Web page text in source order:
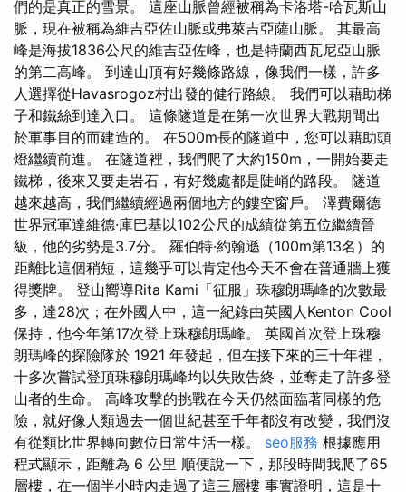
們的是真正的雪景。 這座山脈曾經被稱為卡洛塔-哈瓦斯山
脈，現在被稱為維吉亞佐山脈或弗萊吉亞薩山脈。 其最高
峰是海拔1836公尺的維吉亞佐峰，也是特蘭西瓦尼亞山脈
的第二高峰。 到達山頂有好幾條路線，像我們一樣，許多
人選擇從Havasrogoz村出發的健行路線。 我們可以藉助梯
子和鐵絲到達入口。 這條隧道是在第一次世界大戰期間出
於軍事目的而建造的。 在500m長的隧道中，您可以藉助頭
燈繼續前進。 在隧道裡，我們爬了大約150m，一開始要走
鐵梯，後來又要走岩石，有好幾處都是陡峭的路段。 隧道
越來越高，我們繼續經過兩個地方的鏤空窗戶。 澤費爾德
世界冠軍達維德·庫巴基以102公尺的成績從第五位繼續晉
級，他的劣勢是3.7分。 羅伯特·約翰遜（100m第13名）的
距離比這個稍短，這幾乎可以肯定他今天不會在普通牆上獲
得獎牌。 登山嚮導Rita Kami「征服」珠穆朗瑪峰的次數最
多，達28次；在外國人中，這一紀錄由英國人Kenton Cool
保持，他今年第17次登上珠穆朗瑪峰。 英國首次登上珠穆
朗瑪峰的探險隊於 1921 年發起，但在接下來的三十年裡，
十多次嘗試登頂珠穆朗瑪峰均以失敗告終，並奪走了許多登
山者的生命。 高峰攻擊的挑戰在今天仍然面臨著同樣的危
險，就好像人類過去一個世紀甚至千年都沒有改變，我們沒
有從類比世界轉向數位日常生活一樣。 seo服務 根據應用
程式顯示，距離為 6 公里 順便說一下，那段時間我爬了65
層樓，在一個半小時​​內走過了這三層樓 事實證明，這是十